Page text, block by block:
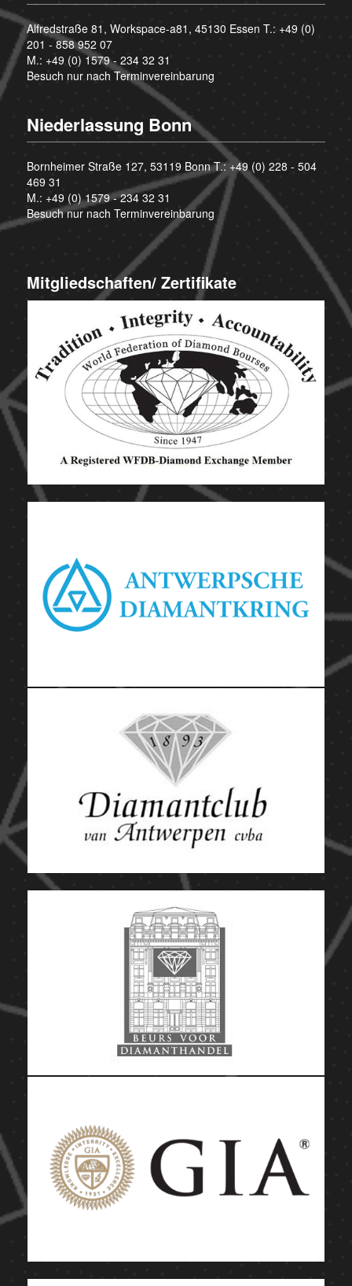
Alfredstraße 81, Workspace-a81, 45130 Essen T.: +49 (0)
201 - 858 952 07
M.: +49 (0) 1579 - 234 32 31
Besuch nur nach Terminvereinbarung
Niederlassung Bonn
Bornheimer Straße 127, 53119 Bonn T.:+49 (0) 228 - 504
469 31
M.: +49 (0) 1579 - 234 32 31
Besuch nur nach Terminvereinbarung
Mitgliedschaften/ Zertifikate